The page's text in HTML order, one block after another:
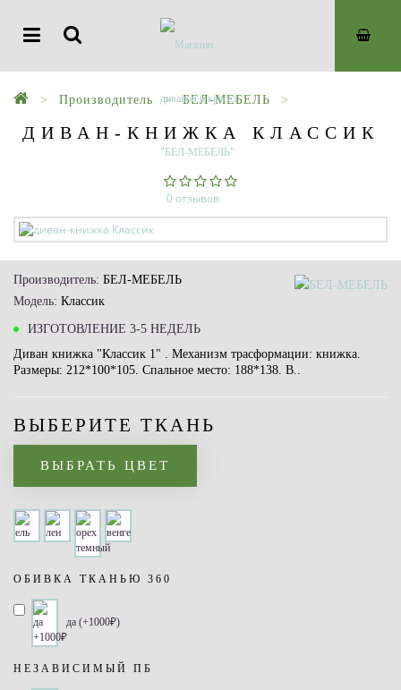
Производитель БЕЛ-МЕБЕЛЬ
ДИВАН-КНИЖКА КЛАССИК
0 отзывов
Производитель: БЕЛ-МЕБЕЛЬ
Модель: Классик
ИЗГОТОВЛЕНИЕ 3-5 НЕДЕЛЬ
Диван книжка "Классик 1" . Механизм трасформации: книжка.
Размеры: 212*100*105. Спальное место: 188*138. В..
ВЫБЕРИТЕ ТКАНЬ
ВЫБРАТЬ ЦВЕТ
ОБИВКА ТКАНЬЮ 360
да (+1000₽)
НЕЗАВИСИМЫЙ ПБ